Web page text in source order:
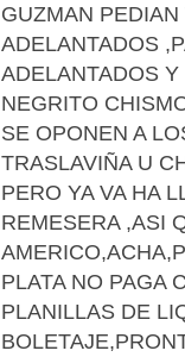
GUZMAN
ADELANTADOS
ADELANTADOS
NEGRITO
SE OPONEN A
TRASLAVIÑA U
PERO YA VA HA
REMESERA ,ASI
PLATA NO PAGA
PLANILLAS DE